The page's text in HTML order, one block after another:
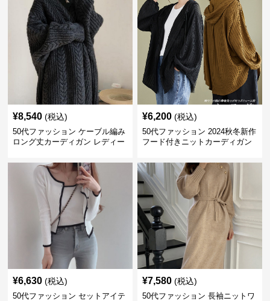
¥8,540 (税込)
50代ファッション ケーブル編み
ロング丈カーディガン レディー
¥6,200 (税込)
50代ファッション 2024秋冬新作
フード付きニットカーディガン
¥6,630 (税込)
50代ファッション セットアイテ
¥7,580 (税込)
50代ファッション 長袖ニットワ